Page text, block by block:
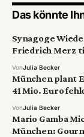
Das könnte
Synagoge
Friedrich Merz
VonJulia Becker
München plant
41 Mio. Euro
VonJulia Becker
Mario Gamba
München: